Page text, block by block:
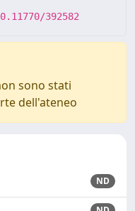
392582
sono stati
dell'ateneo
ND